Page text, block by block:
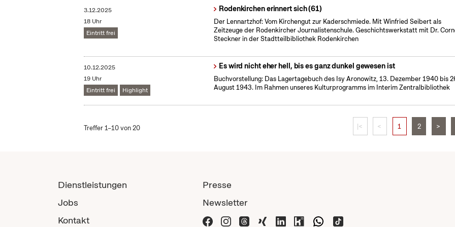
3.12.2025
18 Uhr
Eintritt frei
Rodenkirchen erinnert sich (61)
Der Lennartzhof: Vom Kirchengut zur Kaderschmiede. Mit Winfried Seibert als
Zeitzeuge der Rodenkircher Journalistenschule. Geschichtswerkstatt mit Dr.
Steckner in der Stadtteilbibliothek Rodenkirchen
10.12.2025
19 Uhr
Eintritt frei
Highlight
Es wird nicht eher hell, bis es ganz dunkel gewesen ist
Buchvorstellung: Das Lagertagebuch des Isy Aronowitz, 13. Dezember 1940 bis
August 1943. Im Rahmen unseres Kulturprogramms im Interim Zentralbibliothek
Treffer 1–10 von 20 |< < 1 2 >
Dienstleistungen
Jobs
Kontakt
Presse
Newsletter